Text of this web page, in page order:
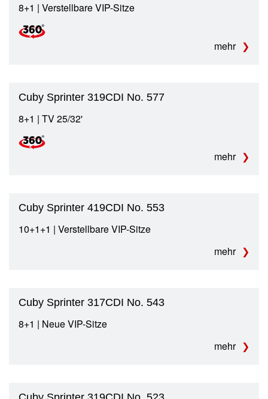
8+1 | Verstellbare VIP-Sitze
mehr
Cuby Sprinter 319CDI No. 577
8+1 | TV 25/32'
mehr
Cuby Sprinter 419CDI No. 553
10+1+1 | Verstellbare VIP-Sitze
mehr
Cuby Sprinter 317CDI No. 543
8+1 | Neue VIP-Sitze
mehr